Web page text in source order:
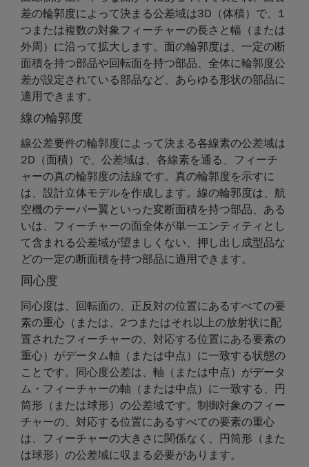
差の輪郭度によって決まる公差域は3D（体積）で、1
つまたは複数の対象フィーチャーの長さと幅（または
外周）に沿って拡大します。面の輪郭度は、一定の断
面積を持つ部品や回転面を持つ部品、全体に輪郭度公
差が設定されている部品など、あらゆる形状の部品に
適用できます。
線の輪郭度
線公差要件の輪郭度によって決まる各線素の公差域は
2D（面積）で、公差域は、各線素を通る、フィーチ
ャーの真の輪郭度の法線です。真の輪郭度を示すに
は、設計立体モデルを作成します。線の輪郭度は、航
空機のテーパー翼といった変断面積を持つ部品、ある
いは、フィーチャーの面全体が単一エンティティとし
て含まれる公差域が望ましくない、押し出し成型品な
どの一定の断面積を持つ部品に適用できます。
同心度
同心度は、回転面の、正反対の位置にあるすべての要
素の重心（または、2つまたはそれ以上の放射状に配
置されたフィーチャーの、対応する位置にある要素の
重心）がデータム軸（または中点）に一致する状態の
ことです。同心度公差は、軸（または中点）がデータ
ム・フィーチャーの軸（または中点）に一致する、円
筒形（または球形）の公差域です。制御対象のフィー
チャーの、対応する位置にあるすべての要素の重心
は、フィーチャーの大きさに関係なく、円筒形（また
は球形）の公差域に収まる必要があります。